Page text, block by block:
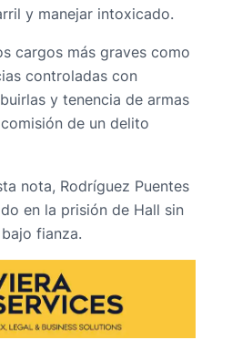
y manejar intoxicado.
cargos más graves como
controladas con
y tenencia de armas
de un delito
nota, Rodríguez Puentes
en la prisión de Hall sin
fianza.